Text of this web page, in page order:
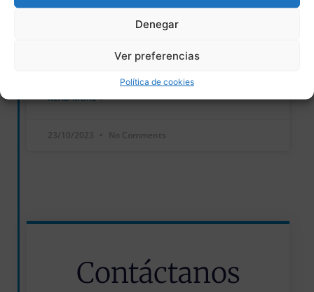
Denegar
Ver preferencias
Política de cookies
egingo dugu.
Urriaren 28an, larunbata, Gau Beltza gaiaren
inguruko tailerra egingo dugu.
READ MORE »
23/10/2023 No Comments
Contáctanos